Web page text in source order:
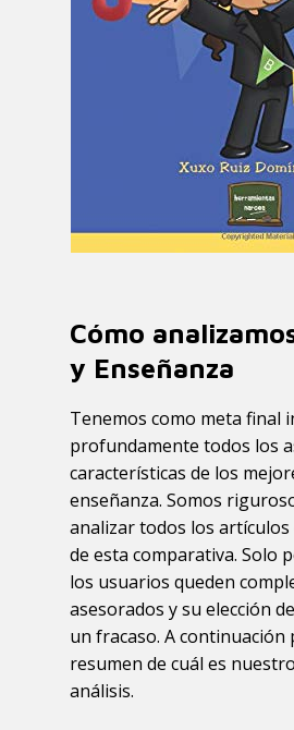
Cómo
y Enseñanza
Tenemos como meta final
profundamente todos los
características de los
enseñanza. Somos
analizar todos los
de esta comparativa. Solo
los usuarios queden
asesorados y su elección
un fracaso. A continuación
resumen de cuál es
análisis.